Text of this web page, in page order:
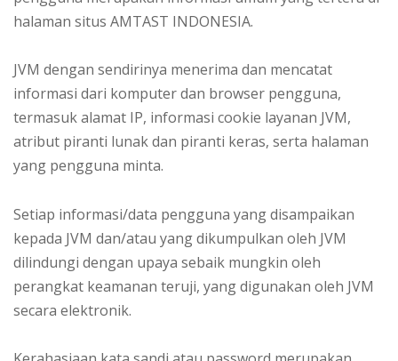
halaman situs AMTAST INDONESIA.
JVM dengan sendirinya menerima dan mencatat
informasi dari komputer dan browser pengguna,
termasuk alamat IP, informasi cookie layanan JVM,
atribut piranti lunak dan piranti keras, serta halaman
yang pengguna minta.
Setiap informasi/data pengguna yang disampaikan
kepada JVM dan/atau yang dikumpulkan oleh JVM
dilindungi dengan upaya sebaik mungkin oleh
perangkat keamanan teruji, yang digunakan oleh JVM
secara elektronik.